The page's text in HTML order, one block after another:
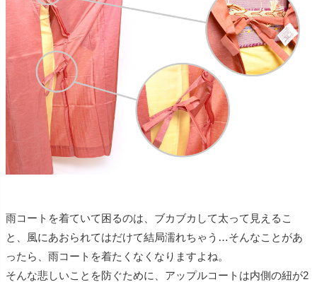
雨コートを着ていて困るのは、ブカブカして太って見えるこ
と、風にあおられてはだけて結局濡れちゃう…そんなことがあ
ったら、雨コートを着たくなくなりますよね。
そんな悲しいことを防ぐために、アップルコートは内側の紐が2